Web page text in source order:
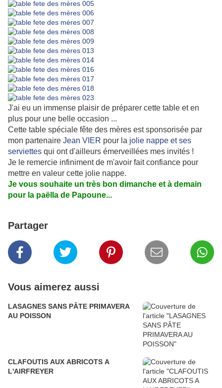
J'ai eu un immense plaisir de préparer cette table et en
plus pour une belle occasion ...
Cette table spéciale fête des mères est sponsorisée par
mon partenaire Jean VIER pour la jolie nappe et ses
serviettes qui ont d'ailleurs émerveillées mes invités !
Je le remercie infiniment de m'avoir fait confiance pour
mettre en valeur cette jolie nappe.
Je vous souhaite un très bon dimanche et à demain
pour la paëlla de Papoune...
Partager
Vous aimerez aussi
LASAGNES SANS PÂTE PRIMAVERA
AU POISSON
CLAFOUTIS AUX ABRICOTS A
L'AIRFREYER